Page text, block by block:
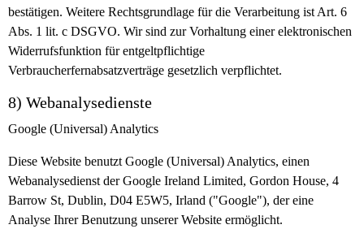
bestätigen. Weitere Rechtsgrundlage für die Verarbeitung ist Art. 6
Abs. 1 lit. c DSGVO. Wir sind zur Vorhaltung einer elektronischen
Widerrufsfunktion für entgeltpflichtige
Verbraucherfernabsatzverträge gesetzlich verpflichtet.
8) Webanalysedienste
Google (Universal) Analytics
Diese Website benutzt Google (Universal) Analytics, einen
Webanalysedienst der Google Ireland Limited, Gordon House, 4
Barrow St, Dublin, D04 E5W5, Irland ("Google"), der eine
Analyse Ihrer Benutzung unserer Website ermöglicht.